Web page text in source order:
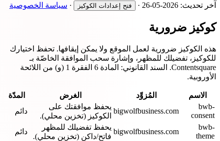
آخر تحديث: 2026-05-26
· فتح إعدادات الكوكيز · سياسة الخصوصية
كوكيز ضرورية
هذه الكوكيز ضرورية لعمل الموقع ولا يمكن إيقافها. تحفظ اختيارك
للكوكيز، تفضيلك للمظهر، وإشارة سحب الموافقة الخاصّة بـ
Contentsquare. السند القانوني: المادة 6 الفقرة 1 (و) من اللائحة
الأوروبية.
الاسم المُزوِّد الغرض
المدّة
bwb-
consent
bigwolfbusiness.com
يحفظ موافقتك على
الكوكيز (تخزين محلي).
دائم
bwb-
theme
bigwolfbusiness.com
يحفظ تفضيلك للمظهر
فاتح/داكن (تخزين محلي).
دائم